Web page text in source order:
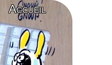
Accueil